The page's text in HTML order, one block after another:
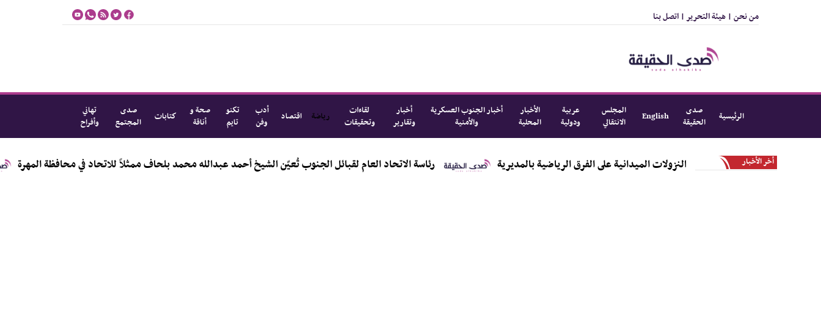
من نحن | هيئة التحرير | اتصل بنا
الرئيسية
صدى
الحقيقة
English
المجلس
الانتقالي
عربية
ودولية
الأخبار
المحلية
أخبار الجنوب العسكرية
والأمنية
أخبار
وتقارير
لقاءات
وتحقيقات
رياضة اقتصاد
أدب
وفن
تكنو
تايم
صحة و
أناقة
كتابات
صدى
المجتمع
تهاني
وأفراح
أخر الأخبار
الأولى من النزولات الميدانية على الفرق الرياضية بالمديرية رئاسة الاتحاد العام لقبائل الجنوب تُعيّن الشيخ أحمد عبدالله محمد بلحاف ممثلاً للاتحاد في محافظة المهرة مؤسسة الهجرة